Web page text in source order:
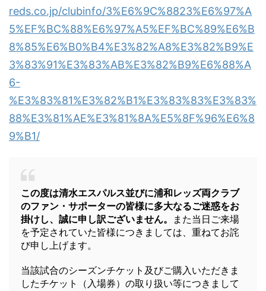
reds.co.jp/clubinfo/3%E6%9C%8823%E6%97%A
5%EF%BC%88%E6%97%A5%EF%BC%89%E6%B
8%85%E6%B0%B4%E3%82%A8%E3%82%B9%E
3%83%91%E3%83%AB%E3%82%B9%E6%88%A
6-
%E3%83%81%E3%82%B1%E3%83%83%E3%83%
88%E3%81%AE%E3%81%8A%E5%8F%96%E6%8
9%B1/
この度は清水エスパルス並びに浦和レッズ両クラブ
のファン・サポーターの皆様に多大なるご迷惑をお
掛けし、誠に申し訳ございません。
また当日ご来場
を予定されていた皆様につきましては、重ねてお詫
び申し上げます。
当該試合のシーズンチケット及びご購入いただきま
したチケット（入場券）の取り扱い等につきまして